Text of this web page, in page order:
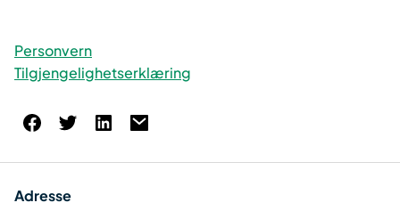
Personvern
Tilgjengelighetserklæring
Adresse